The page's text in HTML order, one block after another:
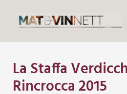
Mat
Drikke
La Staffa
Rincrocca 2015